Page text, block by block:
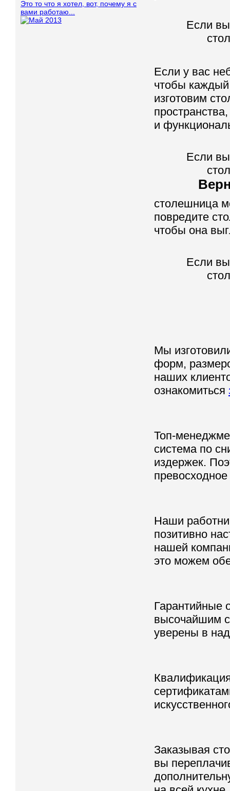
Если вы
Если у вас
чтобы
изготовим
и
Если вы
столешница
повредите
чтобы она
Если вы
Мы
форм,
наших
ознакомиться
Топ-
система по
издержек.
Наши
позитивно
нашей
это можем
Гарантийные
высочайшим
уверены в
Заказывая
вы
Это то что я хотел, вот, почему я с
вами работаю...